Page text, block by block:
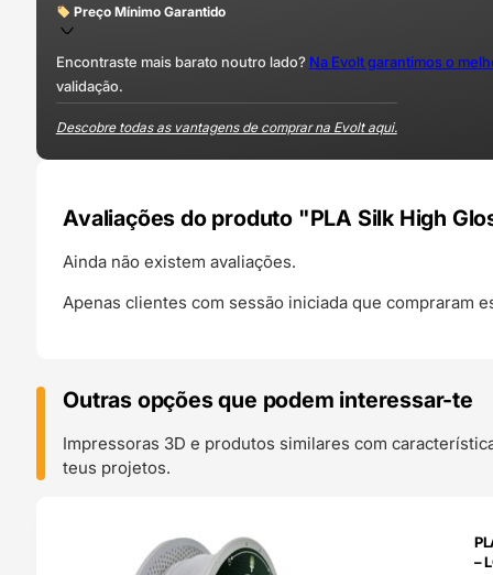
Preço Mínimo Garantido
Encontraste mais barato noutro lado? Na Evolt garantimos o
validação.
Descobre todas as vantagens de comprar na Evolt aqui.
Avaliações do produto "PLA Silk High
Ainda não existem avaliações.
Apenas clientes com sessão iniciada que compraram
Outras opções que podem interessar-te
Impressoras 3D e produtos similares com
teus projetos.
–